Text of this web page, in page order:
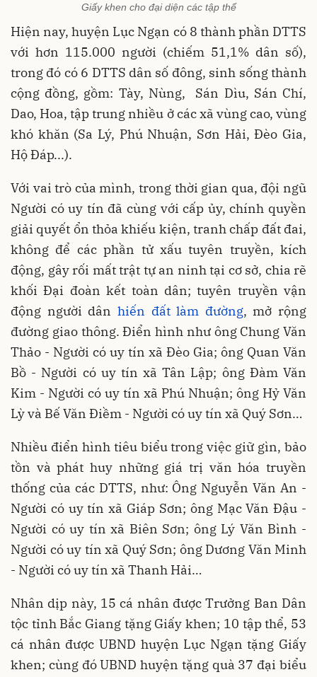
Giấy khen cho đại diện các tập thể
Hiện nay, huyện Lục Ngạn có 8 thành phần DTTS
với hơn 115.000 người (chiếm 51,1% dân số),
trong đó có 6 DTTS dân số đông, sinh sống thành
cộng đồng, gồm: Tày, Nùng, Sán Dìu, Sán Chí,
Dao, Hoa, tập trung nhiều ở các xã vùng cao, vùng
khó khăn (Sa Lý, Phú Nhuận, Sơn Hải, Đèo Gia,
Hộ Đáp...).
Với vai trò của mình, trong thời gian qua, đội ngũ
Người có uy tín đã cùng với cấp ủy, chính quyền
giải quyết ổn thỏa khiếu kiện, tranh chấp đất đai,
không để các phần tử xấu tuyên truyền, kích
động, gây rối mất trật tự an ninh tại cơ sở, chia rẽ
khối Đại đoàn kết toàn dân; tuyên truyền vận
động người dân hiến đất làm đường, mở rộng
đường giao thông. Điển hình như ông Chung Văn
Thảo - Người có uy tín xã Đèo Gia; ông Quan Văn
Bồ - Người có uy tín xã Tân Lập; ông Đàm Văn
Kim - Người có uy tín xã Phú Nhuận; ông Hỷ Văn
Lỳ và Bế Văn Điềm - Người có uy tín xã Quý Sơn…
Nhiều điển hình tiêu biểu trong việc giữ gìn, bảo
tồn và phát huy những giá trị văn hóa truyền
thống của các DTTS, như: Ông Nguyễn Văn An -
Người có uy tín xã Giáp Sơn; ông Mạc Văn Đậu -
Người có uy tín xã Biên Sơn; ông Lý Văn Bình -
Người có uy tín xã Quý Sơn; ông Dương Văn Minh
- Người có uy tín xã Thanh Hải…
Nhân dịp này, 15 cá nhân được Trưởng Ban Dân
tộc tỉnh Bắc Giang tặng Giấy khen; 10 tập thể, 53
cá nhân được UBND huyện Lục Ngạn tặng Giấy
khen; cùng đó UBND huyện tặng quà 37 đại biểu